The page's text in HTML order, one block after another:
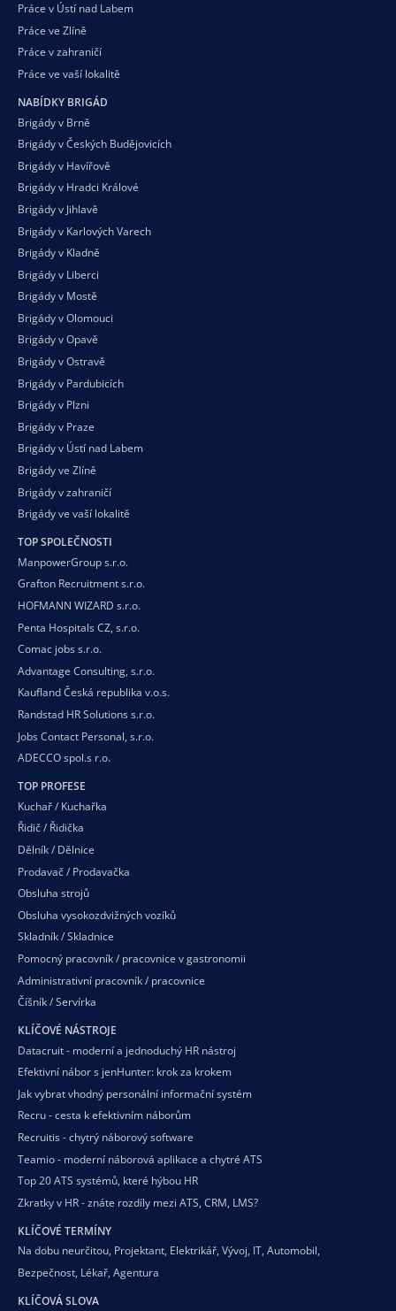
Práce v Ústí nad Labem
Práce ve Zlíně
Práce v zahraničí
Práce ve vaší lokalitě
NABÍDKY BRIGÁD
Brigády v Brně
Brigády v Českých Budějovicích
Brigády v Havířově
Brigády v Hradci Králové
Brigády v Jihlavě
Brigády v Karlových Varech
Brigády v Kladně
Brigády v Liberci
Brigády v Mostě
Brigády v Olomouci
Brigády v Opavě
Brigády v Ostravě
Brigády v Pardubicích
Brigády v Plzni
Brigády v Praze
Brigády v Ústí nad Labem
Brigády ve Zlíně
Brigády v zahraničí
Brigády ve vaší lokalitě
TOP SPOLEČNOSTI
ManpowerGroup s.r.o.
Grafton Recruitment s.r.o.
HOFMANN WIZARD s.r.o.
Penta Hospitals CZ, s.r.o.
Comac jobs s.r.o.
Advantage Consulting, s.r.o.
Kaufland Česká republika v.o.s.
Randstad HR Solutions s.r.o.
Jobs Contact Personal, s.r.o.
ADECCO spol.s r.o.
TOP PROFESE
Kuchař / Kuchařka
Řidič / Řidička
Dělník / Dělnice
Prodavač / Prodavačka
Obsluha strojů
Obsluha vysokozdvižných vozíků
Skladník / Skladnice
Pomocný pracovník / pracovnice v gastronomii
Administrativní pracovník / pracovnice
Číšník / Servírka
KLÍČOVÉ NÁSTROJE
Datacruit - moderní a jednoduchý HR nástroj
Efektivní nábor s jenHunter: krok za krokem
Jak vybrat vhodný personální informační systém
Recru - cesta k efektivním náborům
Recruitis - chytrý náborový software
Teamio - moderní náborová aplikace a chytré ATS
Top 20 ATS systémů, které hýbou HR
Zkratky v HR - znáte rozdíly mezi ATS, CRM, LMS?
KLÍČOVÉ TERMÍNY
Na dobu neurčitou, Projektant, Elektrikář, Vývoj, IT, Automobil,
Bezpečnost, Lékař, Agentura
KLÍČOVÁ SLOVA